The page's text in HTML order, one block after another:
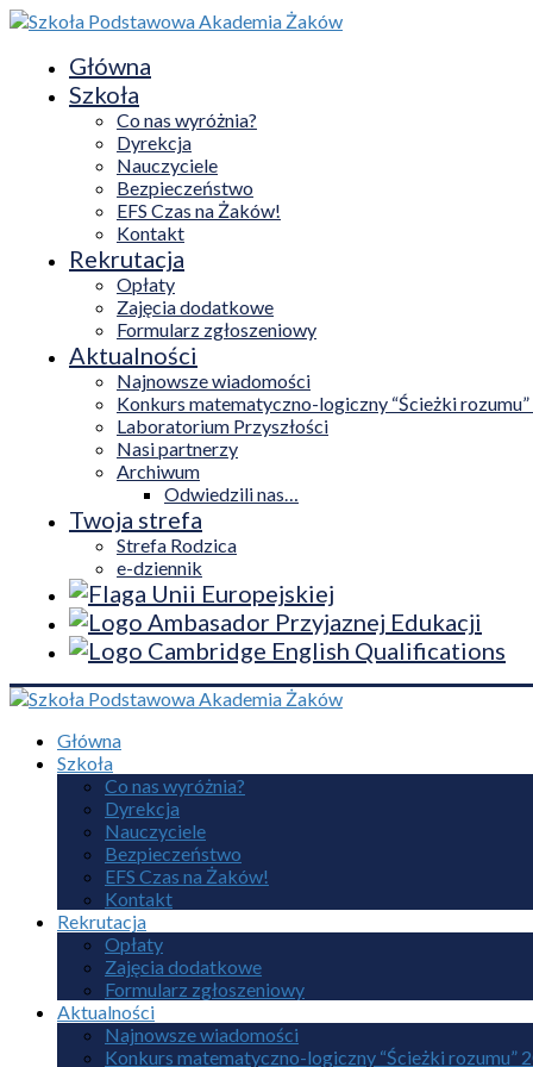
Główna
Szkoła
Co nas wyróżnia?
Dyrekcja
Nauczyciele
Bezpieczeństwo
EFS Czas na Żaków!
Kontakt
Rekrutacja
Opłaty
Zajęcia dodatkowe
Formularz zgłoszeniowy
Aktualności
Najnowsze wiadomości
Konkurs matematyczno-logiczny “Ścieżki
Laboratorium Przyszłości
Nasi partnerzy
Archiwum
Odwiedzili nas…
Twoja strefa
Strefa Rodzica
e-dziennik
Główna
Szkoła
Co nas wyróżnia?
Dyrekcja
Nauczyciele
Bezpieczeństwo
EFS Czas na Żaków!
Kontakt
Rekrutacja
Opłaty
Zajęcia dodatkowe
Formularz zgłoszeniowy
Aktualności
Najnowsze wiadomości
Konkurs matematyczno-logiczny “Ścieżki rozumu”